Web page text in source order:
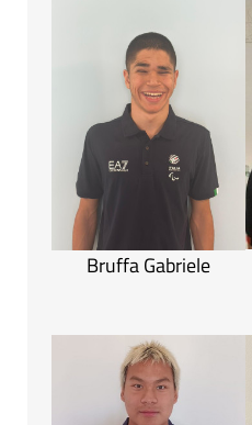
Bruffa Gabriele